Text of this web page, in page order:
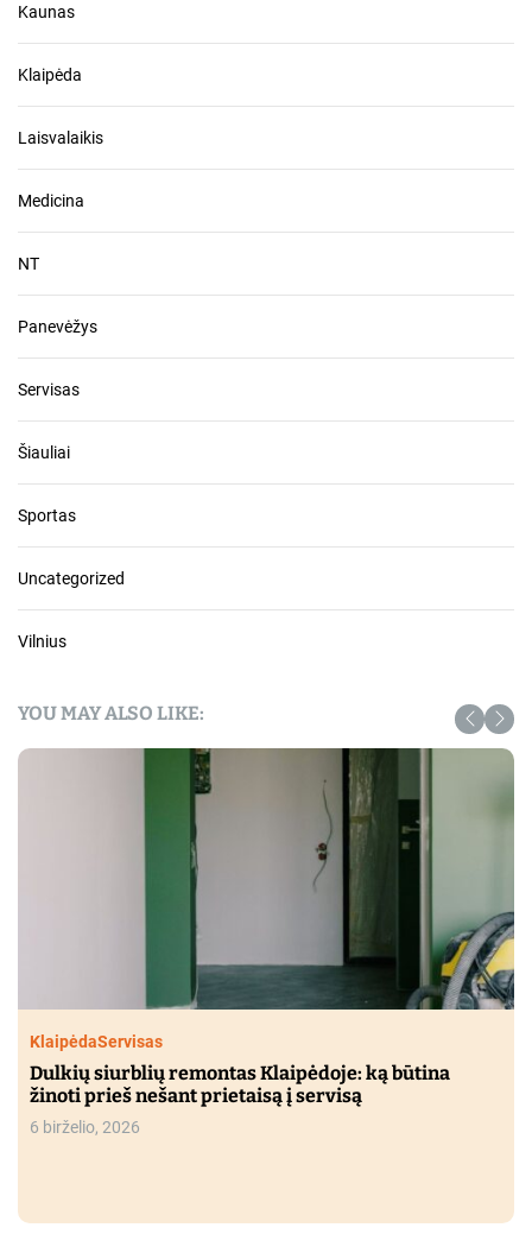
Kaunas
Klaipėda
Laisvalaikis
Medicina
NT
Panevėžys
Servisas
Šiauliai
Sportas
Uncategorized
Vilnius
YOU MAY ALSO LIKE:
KlaipėdaServisas
Dulkių siurblių remontas Klaipėdoje: ką būtina
žinoti prieš nešant prietaisą į servisą
6 birželio, 2026